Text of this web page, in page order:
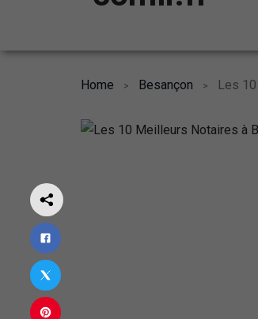
Home Besançon Les